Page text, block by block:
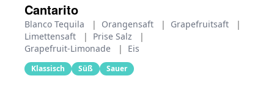
Cantarito
Blanco Tequila | Orangensaft | Grapefruitsaft
|
Limettensaft
| Prise Salz
|
Grapefruit-Limonade
| Eis
Klassisch Süß Sauer